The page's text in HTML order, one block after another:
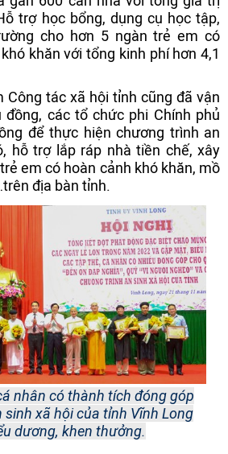
trợ học bổng, dụng cụ học tập,
cho hơn 5 ngàn trẻ em có
khăn với tổng kinh phí hơn 4,1
Công tác xã hội tỉnh cũng đã vận
các tổ chức phi Chính phủ
để thực hiện chương trình an
hỗ trợ lắp ráp nhà tiền chế, xây
em có hoàn cảnh khó khăn, mồ
địa bàn tỉnh.
nhân có thành tích đóng góp
sinh xã hội của tỉnh Vĩnh Long
dương, khen thưởng.